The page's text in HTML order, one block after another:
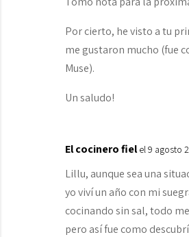
Por cierto, he visto a tu
me gustaron mucho (fue
Muse).
Un saludo!
El cocinero fiel el 9 agosto
Lillu, aunque sea una
yo viví un año con mi
cocinando sin sal, todo
pero así fue como